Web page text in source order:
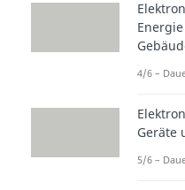
4/6 –
Geräte
5/6 –